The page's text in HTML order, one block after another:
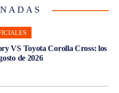
VS Toyota Corolla Cross: los
de 2026